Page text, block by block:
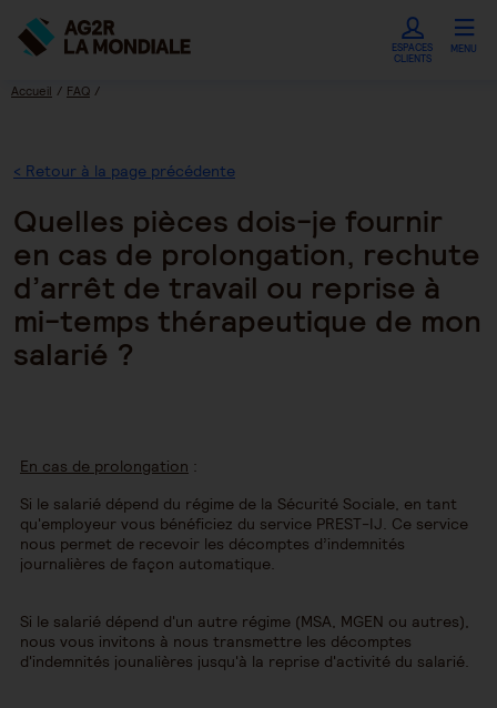
ESPACES
CLIENTS
MENU
Accueil
FAQ
< Retour à la page précédente
Quelles pièces dois-je fournir
en cas de prolongation, rechute
d’arrêt de travail ou reprise à
mi-temps thérapeutique de mon
salarié ?
En cas de prolongation :
Si le salarié dépend du régime de la Sécurité Sociale, en tant
qu'employeur vous bénéficiez du service PREST-IJ. Ce service
nous permet de recevoir les décomptes d’indemnités
journalières de façon automatique.
Si le salarié dépend d'un autre régime (MSA, MGEN ou autres),
nous vous invitons à nous transmettre les décomptes
d'indemnités jounalières jusqu'à la reprise d'activité du salarié.